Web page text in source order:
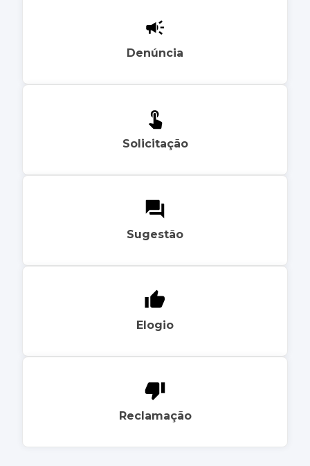
Denúncia
Solicitação
Sugestão
Elogio
Reclamação